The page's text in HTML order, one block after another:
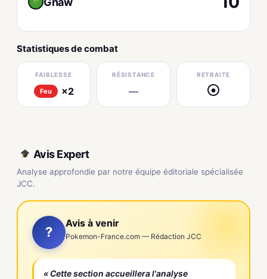
Statistiques de combat
FAIBLESSE
Feu ×2
RÉSISTANCE
—
RETRAITE
●
Avis Expert
Analyse approfondie par notre équipe éditoriale spécialisée
JCC.
?
Avis à venir
Pokemon-France.com — Rédaction JCC
« Cette section accueillera l'analyse